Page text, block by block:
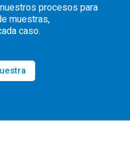
procesos para
muestras,
caso.